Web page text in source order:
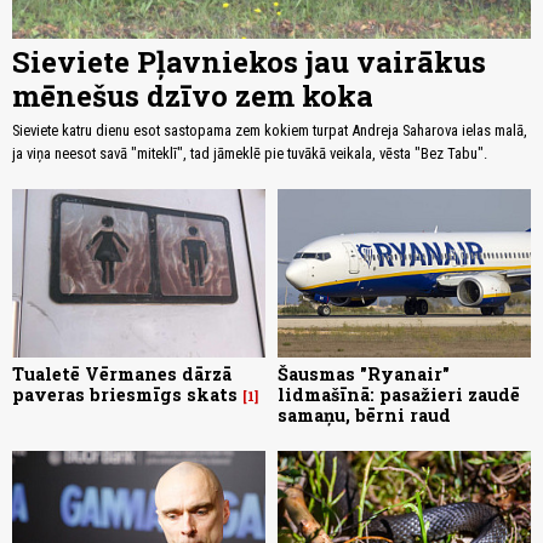
Sieviete Pļavniekos jau vairākus
mēnešus dzīvo zem koka
Sieviete katru dienu esot sastopama zem kokiem turpat Andreja Saharova ielas malā,
ja viņa neesot savā "miteklī", tad jāmeklē pie tuvākā veikala, vēsta "Bez Tabu".
Tualetē Vērmanes dārzā
paveras briesmīgs skats
1
Šausmas "Ryanair"
lidmašīnā: pasažieri zaudē
samaņu, bērni raud